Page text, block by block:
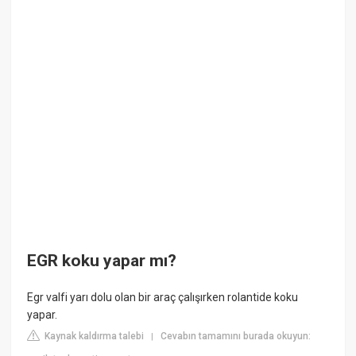
EGR koku yapar mı?
Egr valfi yarı dolu olan bir araç çalışırken rolantide koku
yapar.
Kaynak kaldırma talebi |Cevabın tamamını burada okuyun: